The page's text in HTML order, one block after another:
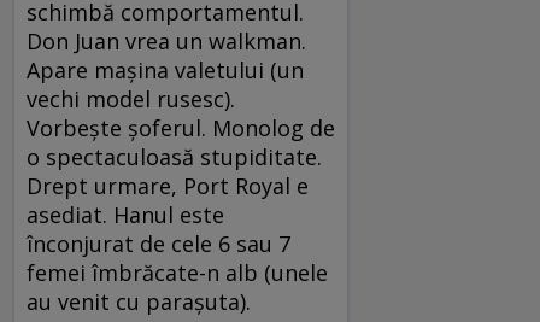
schimbă comportamentul.
Don Juan vrea un walkman.
Apare maşina valetului (un
vechi model rusesc).
Vorbeşte şoferul. Monolog de
o spectaculoasă stupiditate.
Drept urmare, Port Royal e
asediat. Hanul este
înconjurat de cele 6 sau 7
femei îmbrăcate-n alb (unele
au venit cu paraşuta).